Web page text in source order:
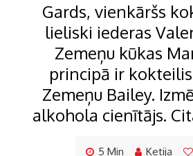
Gards, vienkāršs
lieliski iederas
Zemeņu kūkas
principā ir
Zemeņu Bailey.
alkohola cienītājs.
5 Min Ketija